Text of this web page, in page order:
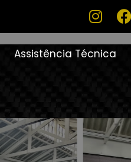
Assistência Técnica